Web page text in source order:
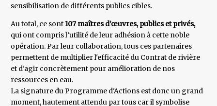
sensibilisation de différents publics cibles.
Au total, ce sont107 maîtres d’œuvres, publics et privés,
qui ont compris l’utilité de leur adhésion à cette noble
opération. Par leur collaboration, tous ces partenaires
permettent de multiplier l'efficacité du Contrat de rivière
et d'agir concrètement pour amélioration de nos
ressources en eau.
La signature du Programme d'Actions est donc un grand
moment, hautement attendu par tous car il symbolise